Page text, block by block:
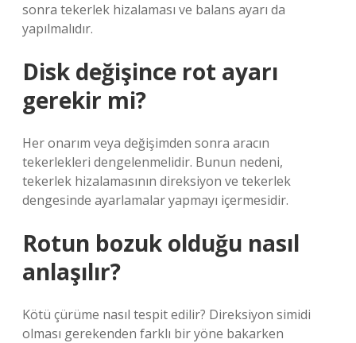
sonra tekerlek hizalaması ve balans ayarı da
yapılmalıdır.
Disk değişince rot ayarı
gerekir mi?
Her onarım veya değişimden sonra aracın
tekerlekleri dengelenmelidir. Bunun nedeni,
tekerlek hizalamasının direksiyon ve tekerlek
dengesinde ayarlamalar yapmayı içermesidir.
Rotun bozuk olduğu nasıl
anlaşılır?
Kötü çürüme nasıl tespit edilir? Direksiyon simidi
olması gerekenden farklı bir yöne bakarken